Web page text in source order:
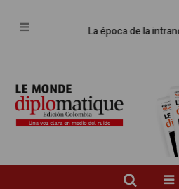
La época de la intranquilidad